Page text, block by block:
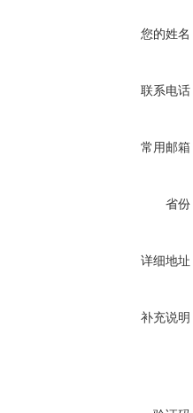
您的姓名
联系电话
常用邮箱
省份
详细地址
补充说明